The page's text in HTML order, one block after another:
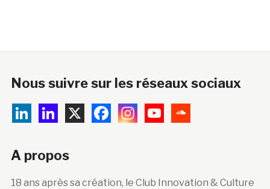
Nous suivre sur les réseaux sociaux
A propos
18 ans après sa création, le Club Innovation & Culture